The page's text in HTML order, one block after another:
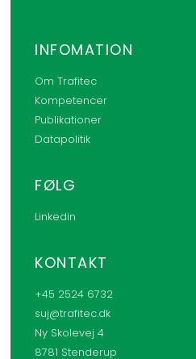
INFOMATION
Om Trafitec
Kompetencer
Publikationer
Datapolitik
FØLG
Linkedin
KONTAKT
+45 2524 6732
suj@trafitec.dk
Ny Skolevej 4
8781 Stenderup